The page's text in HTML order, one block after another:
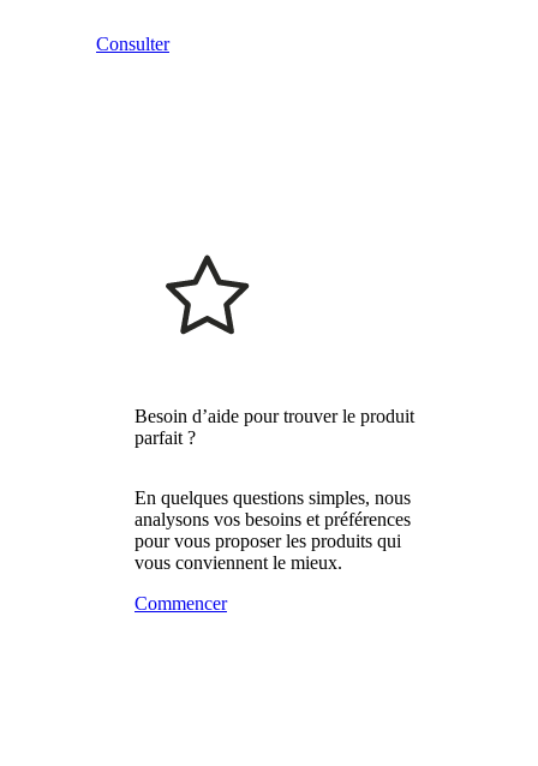
Consulter
Besoin d’aide pour trouver le produit
parfait ?
En quelques questions simples, nous
analysons vos besoins et préférences
pour vous proposer les produits qui
vous conviennent le mieux.
Commencer